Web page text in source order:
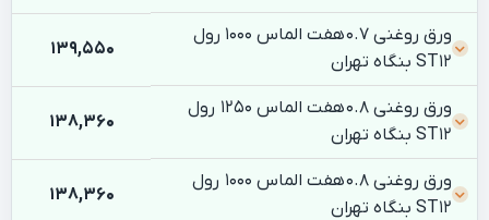
ورق روغنی 0.7 هفت الماس 1000 رول
ST12 بنگاه تهران
139,550
ورق روغنی 0.8 هفت الماس 1250 رول
ST12 بنگاه تهران
138,360
ورق روغنی 0.8 هفت الماس 1000 رول
ST12 بنگاه تهران
138,360